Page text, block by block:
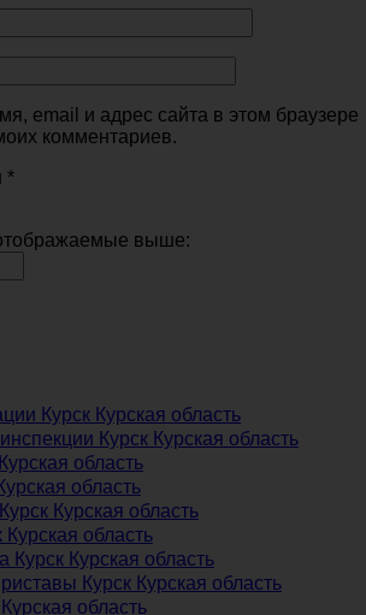
email и адрес сайта в этом браузере
комментариев.
*
выше:
Курск Курская область
Курск Курская область
область
область
Курская область
Курская область
Курск Курская область
Курск Курская область
область